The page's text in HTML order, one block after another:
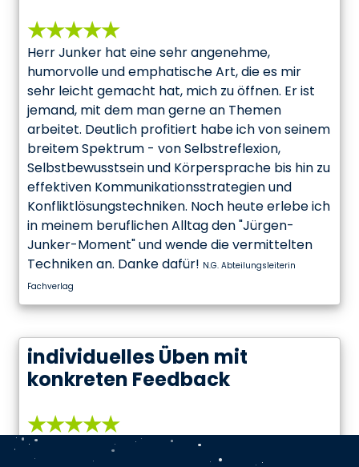
★★★★★
Herr Junker hat eine sehr angenehme,
humorvolle und emphatische Art, die es mir
sehr leicht gemacht hat, mich zu öffnen. Er ist
jemand, mit dem man gerne an Themen
arbeitet. Deutlich profitiert habe ich von seinem
breitem Spektrum - von Selbstreflexion,
Selbstbewusstsein und Körpersprache bis hin zu
effektiven Kommunikationsstrategien und
Konfliktlösungstechniken. Noch heute erlebe ich
in meinem beruflichen Alltag den "Jürgen-
Junker-Moment" und wende die vermittelten
Techniken an. Danke dafür! N.G. Abteilungsleiterin
Fachverlag
individuelles Üben mit
konkreten Feedback
★★★★★
Sehr viel individuelles Üben mit konkreten und